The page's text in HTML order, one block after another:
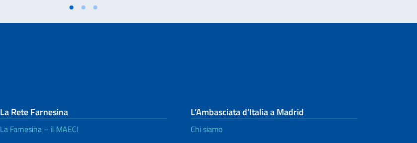
La Rete Farnesina
La Farnesina – il MAECI
L’Ambasciata d’Italia a Madrid
Chi siamo